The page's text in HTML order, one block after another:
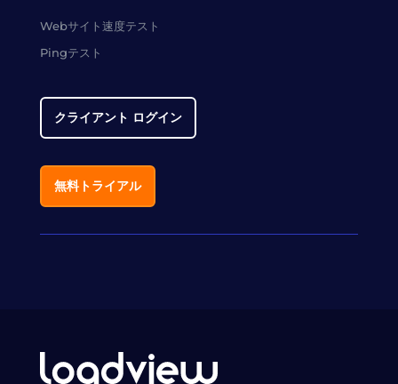
Webサイト速度テスト
Pingテスト
クライアント ログイン
無料トライアル